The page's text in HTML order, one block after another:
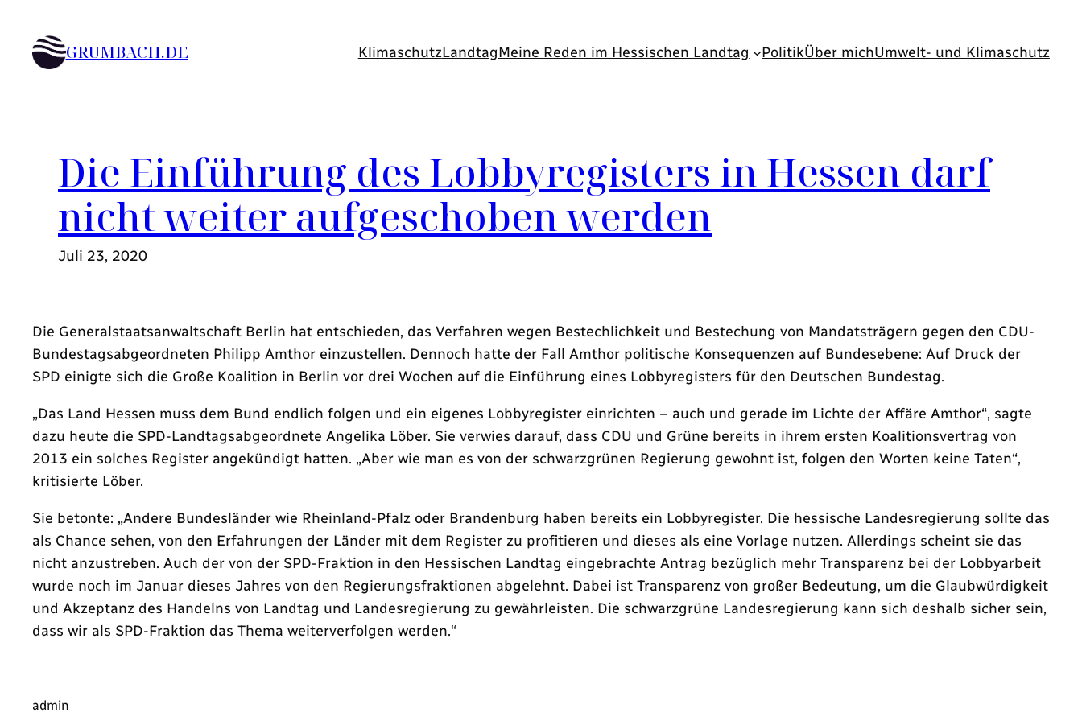
Inhalt
springenGRUMBACH.DE KlimaschutzLandtagMeine Reden im Hessischen Landtag PolitikÜber michUmwelt- und Klimaschutz
Die Einführung des Lobbyregisters in Hessen darf
nicht weiter aufgeschoben werden
Juli 23, 2020
Die Generalstaatsanwaltschaft Berlin hat entschieden, das Verfahren wegen Bestechlichkeit und Bestechung von Mandatsträgern gegen den CDU-
Bundestagsabgeordneten Philipp Amthor einzustellen. Dennoch hatte der Fall Amthor politische Konsequenzen auf Bundesebene: Auf Druck der
SPD einigte sich die Große Koalition in Berlin vor drei Wochen auf die Einführung eines Lobbyregisters für den Deutschen Bundestag.
„Das Land Hessen muss dem Bund endlich folgen und ein eigenes Lobbyregister einrichten – auch und gerade im Lichte der Affäre Amthor“, sagte
dazu heute die SPD-Landtagsabgeordnete Angelika Löber. Sie verwies darauf, dass CDU und Grüne bereits in ihrem ersten Koalitionsvertrag von
2013 ein solches Register angekündigt hatten. „Aber wie man es von der schwarzgrünen Regierung gewohnt ist, folgen den Worten keine Taten“,
kritisierte Löber.
Sie betonte: „Andere Bundesländer wie Rheinland-Pfalz oder Brandenburg haben bereits ein Lobbyregister. Die hessische Landesregierung sollte das
als Chance sehen, von den Erfahrungen der Länder mit dem Register zu profitieren und dieses als eine Vorlage nutzen. Allerdings scheint sie das
nicht anzustreben. Auch der von der SPD-Fraktion in den Hessischen Landtag eingebrachte Antrag bezüglich mehr Transparenz bei der Lobbyarbeit
wurde noch im Januar dieses Jahres von den Regierungsfraktionen abgelehnt. Dabei ist Transparenz von großer Bedeutung, um die Glaubwürdigkeit
und Akzeptanz des Handelns von Landtag und Landesregierung zu gewährleisten. Die schwarzgrüne Landesregierung kann sich deshalb sicher sein,
dass wir als SPD-Fraktion das Thema weiterverfolgen werden.“
admin